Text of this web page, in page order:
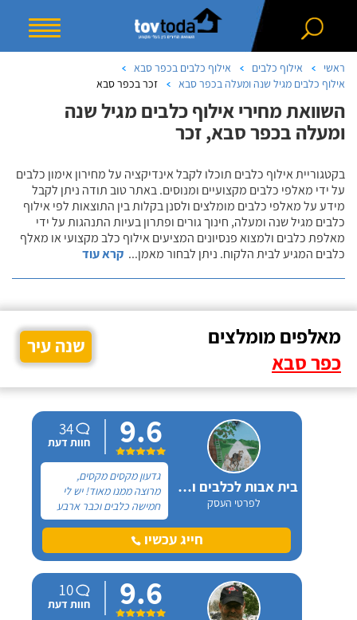
ראשי אילוף כלבים
אילוף כלבים בכפר סבא
אילוף כלבים מגיל שנה ומעלה בכפר סבא
זכר בכפר סבא
השוואת מחירי אילוף כלבים מגיל שנה
ומעלה בכפר סבא, זכר
בקטגוריית אילוף כלבים תוכלו לקבל אינדיקציה על מחירון אימון כלבים
על ידי מאלפי כלבים מקצועיים ומנוסים. באתר טוב תודה ניתן לקבל
מידע על מאלפי כלבים מומלצים ולסנן בקלות בין התוצאות לפי אילוף
כלבים מגיל שנה ומעלה, חינוך גורים ופתרון בעיות התנהגות על ידי
מאלפת כלבים ולמצוא פנסיונים המציעים אילוף כלב מקצועי או מאלף
כלבים המגיע לבית הלקוח. ניתן לבחור מאמן... קרא עוד
מאלפים מומלצים
כפר סבא
שנה עיר
בית אבות לכלבים ופנסיון חתולים
לפרטי העסק
9.6
34
חוות דעת
גדעון מקסים מקסים,
מרוצה ממנו מאוד! יש לי
חמישה כלבים וכבר ארבע
שנים, כל פעם שיש לי
נסיעה והיעדרות מהבית,
אני שמה אצלו את הכלבים,
אותו ומאושרים כשהם
חוזרים הביתה - ממליצה
בחום.
חייג עכשיו
9.6
10
חוות דעת